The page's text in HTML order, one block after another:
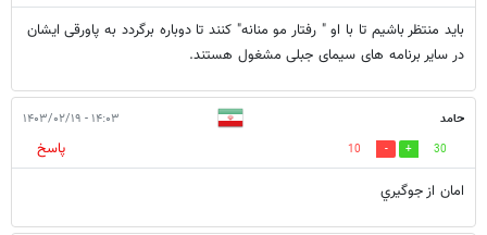
باید منتظر باشیم تا با او " رفتار مو منانه" کنند تا دوباره برگردد به پاورقی ایشان
در سایر برنامه های سیمای جبلی مشغول هستند.
حامد ۱۴:۰۳ - ۱۴۰۳/۰۲/۱۹
30
10
پاسخ
امان از جوگيري